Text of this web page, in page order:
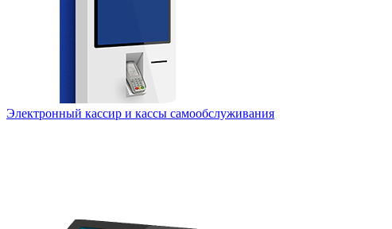
Электронный кассир и кассы самообслуживания